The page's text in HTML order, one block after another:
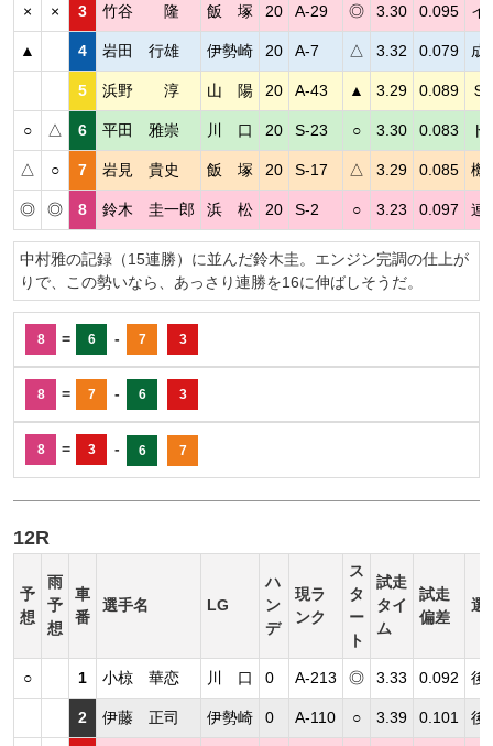
× × 3 竹谷 隆 飯 塚 20 A-29 ◎ 3.30 0.095 イ
▲ 4 岩田 行雄 伊勢崎 20 A-7 △ 3.32 0.079 成
5 浜野 淳 山 陽 20 A-43 ▲ 3.29 0.089 Ｓ
○ △ 6 平田 雅崇 川 口 20 S-23 ○ 3.30 0.083
△ ○ 7 岩見 貴史 飯 塚 20 S-17 △ 3.29 0.085 機
◎ ◎ 8 鈴木 圭一郎 浜 松 20 S-2 ○ 3.23 0.097 連
中村雅の記録（15連勝）に並んだ鈴木圭。エンジン完調の仕上が
りで、この勢いなら、あっさり連勝を16に伸ばしそうだ。
8 = 6 - 7 3
8 = 7 - 6 3
8 = 3 - 6 7
12R
予
想
雨
予
想
車
番
選手名 LG
ハ
ン
デ
現ラ
ンク
ス
タ
ー
ト
試走
タイ
ム
試走
偏差
選
○ 1 小椋 華恋 川 口 0 A-213 ◎ 3.33 0.092 後
2 伊藤 正司 伊勢崎 0 A-110 ○ 3.39 0.101 後